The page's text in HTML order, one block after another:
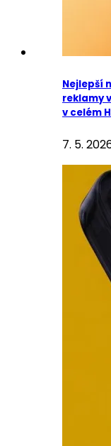
Nejlepší
reklamy
v celém
7. 5.